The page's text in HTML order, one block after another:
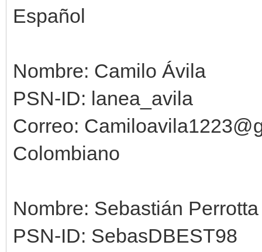
Español
Nombre: Camilo Ávila
PSN-ID: lanea_avila
Correo:
Colombiano
Nombre: Sebastián Perrotta
PSN-ID: SebasDBEST98